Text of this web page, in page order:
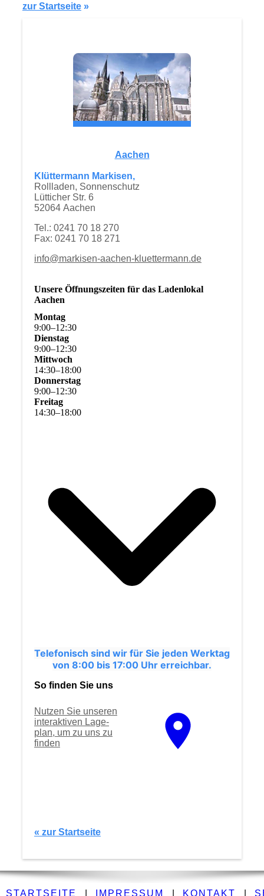
zur Startseite»
Aachen
Klüttermann Markisen,
Rollladen, Sonnenschutz
Lütticher Str. 6
52064 Aachen
Tel.: 0241 70 18 270
Fax: 0241 70 18 271
info@markisen-aachen-kluettermann.de
Unsere Öffnungszeiten für das Ladenlokal
Aachen
Montag
9:00–12:30
Dienstag
9:00–12:30
Mittwoch
14:30–18:00
Donnerstag
9:00–12:30
Freitag
14:30–18:00
Telefonisch sind wir für Sie jeden Werktag
von 8:00 bis 17:00 Uhr erreichbar.
So finden Sie uns
Nutzen Sie unseren
interaktiven La­ge­
plan, um zu uns zu
finden
« zur Startseite
STARTSEITE IMPRESSUM KONTAKT